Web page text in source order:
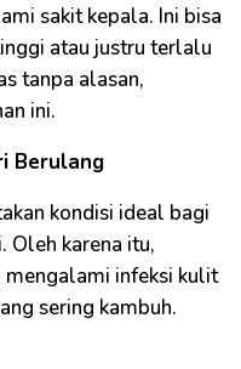
sakit kepala. Ini bisa
atau justru terlalu
tanpa alasan,
ini.
Berulang
kondisi ideal bagi
Oleh karena itu,
infeksi kulit
sering kambuh.